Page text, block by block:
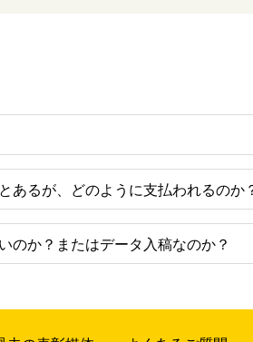
あるが、どのように支払われるのか
のか？またはデータ入稿なのか？